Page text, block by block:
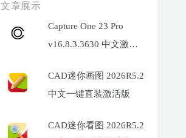
文章展示
Capture One 23 Pro
v16.8.3.3630 中文激活
CAD迷你画图 2026R5.2
中文一键直装激活版
CAD迷你看图 2026R5.2